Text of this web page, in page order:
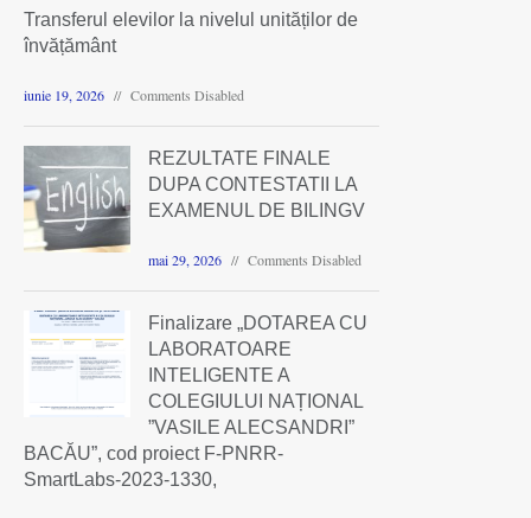
Transferul elevilor la nivelul unităților de
învățământ
iunie 19, 2026 Comments Disabled
REZULTATE FINALE
DUPA CONTESTATII LA
EXAMENUL DE BILINGV
mai 29, 2026 Comments Disabled
Finalizare „DOTAREA CU
LABORATOARE
INTELIGENTE A
COLEGIULUI NAȚIONAL
”VASILE ALECSANDRI”
BACĂU”, cod proiect F-PNRR-
SmartLabs-2023-1330,